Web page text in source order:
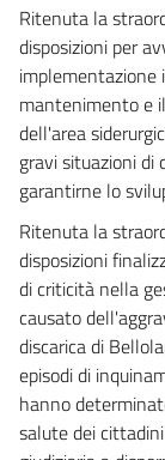
6 bis
6 ter
6 quater
6
6 sexies
6 septies
6 octies
6 novies
6 decies
7
7 bis
7 ter
Ritenuta la
disposizioni per
implementazione
mantenimento e
dell'area
gravi situazioni
garantirne lo
Ritenuta la
disposizioni
di criticità nella
causato
discarica di
episodi di
hanno
salute dei